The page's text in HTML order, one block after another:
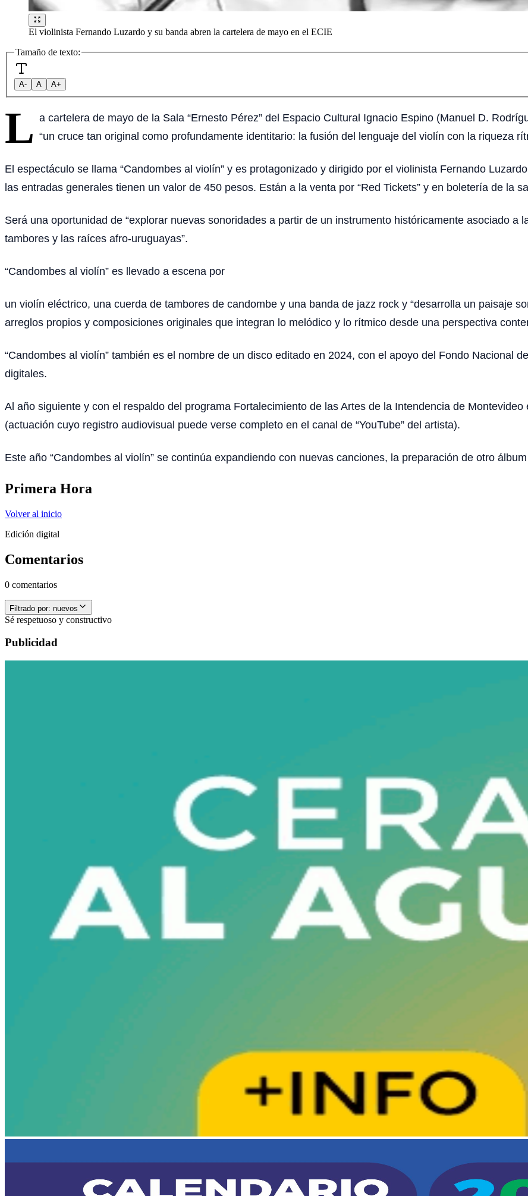
El violinista Fernando Luzardo y su banda abren la cartelera de mayo en el ECIE
Tamaño de texto:
A- A A+
L a cartelera de mayo de la Sala “Ernesto Pérez” del Espacio Cultural Ignacio Espino (Manuel D.
“un cruce tan original como profundamente identitario: la fusión del lenguaje del violín con la riqueza
El espectáculo se llama “Candombes al violín” y es protagonizado y dirigido por el violinista Fernando
las entradas generales tienen un valor de 450 pesos. Están a la venta por “Red Tickets” y en boletería de la
Será una oportunidad de “explorar nuevas sonoridades a partir de un instrumento históricamente asociado a
tambores y las raíces afro-uruguayas”.
“Candombes al violín” es llevado a escena por
un violín eléctrico, una cuerda de tambores de candombe y una banda de jazz rock y “desarrolla un paisaje
arreglos propios y composiciones originales que integran lo melódico y lo rítmico desde una perspectiva
“Candombes al violín” también es el nombre de un disco editado en 2024, con el apoyo del Fondo Nacional
digitales.
Al año siguiente y con el respaldo del programa Fortalecimiento de las Artes de la Intendencia de
(actuación cuyo registro audiovisual puede verse completo en el canal de “YouTube” del artista).
Este año “Candombes al violín” se continúa expandiendo con nuevas canciones, la preparación de otro
Primera Hora
Volver al inicio
Edición digital
Comentarios
0 comentarios
Filtrado por: nuevos
Sé respetuoso y constructivo
Publicidad